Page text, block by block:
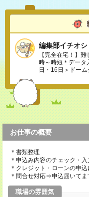
編集部イチオシ
【完全在宅！】
時～時短＊データ
日・16日＞ドー
お仕事の概要
＊書類整理
＊申込み内容のチェック・入
＊クレジット・ローンの申
＊問合せ対応⇒申込届いて
職場の雰囲気